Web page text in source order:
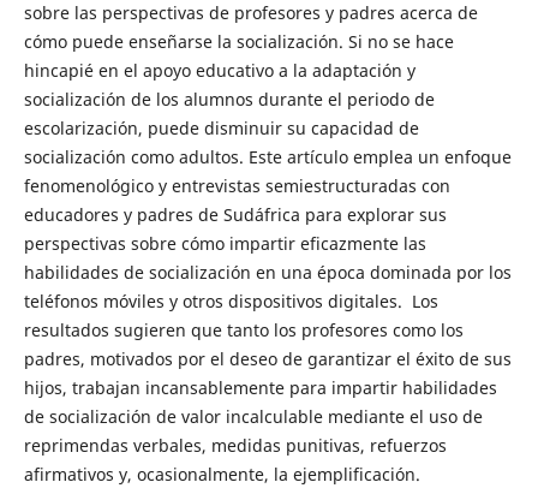
sobre las perspectivas de profesores y padres acerca de
cómo puede enseñarse la socialización. Si no se hace
hincapié en el apoyo educativo a la adaptación y
socialización de los alumnos durante el periodo de
escolarización, puede disminuir su capacidad de
socialización como adultos. Este artículo emplea un enfoque
fenomenológico y entrevistas semiestructuradas con
educadores y padres de Sudáfrica para explorar sus
perspectivas sobre cómo impartir eficazmente las
habilidades de socialización en una época dominada por los
teléfonos móviles y otros dispositivos digitales. Los
resultados sugieren que tanto los profesores como los
padres, motivados por el deseo de garantizar el éxito de sus
hijos, trabajan incansablemente para impartir habilidades
de socialización de valor incalculable mediante el uso de
reprimendas verbales, medidas punitivas, refuerzos
afirmativos y, ocasionalmente, la ejemplificación.